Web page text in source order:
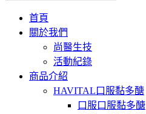
首頁
關於我們
尚醫生技
活動紀錄
商品介紹
HAVITAL口服黏多醣
口服口服黏多醣